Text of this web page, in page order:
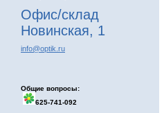
Офис/склад
Новинская, 1
info@optik.ru
Общие вопросы:
625-741-092